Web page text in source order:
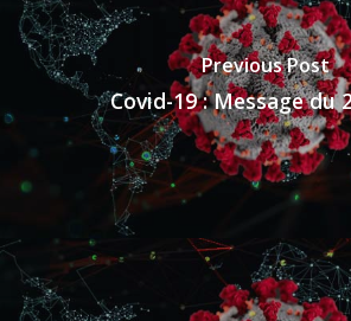
Previous Post
Covid-19 : Message du